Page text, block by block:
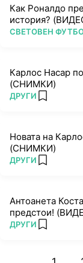
Как Роналдо
история?
ПОВЕЧЕ ОТ
СВЕТОВЕН
Карлос Насар
(СНИМКИ)
ПОВЕЧЕ ОТ
ДРУГИ add
Новата на
(СНИМКИ)
ПОВЕЧЕ ОТ
ДРУГИ add
Антоанета
предстои!
ПОВЕЧЕ ОТ
ДРУГИ add